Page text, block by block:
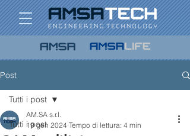
Post
Tutti i post
Tutti i post
AM.SA s.r.l.
19 gen 2024 Tempo di lettura: 4 min